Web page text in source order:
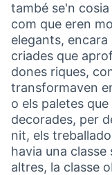
també se'n
com que eren
elegants,
criades que
dones riques,
transformaven
o els paletes
decorades, per
nit, els
havia una
altres, la classe